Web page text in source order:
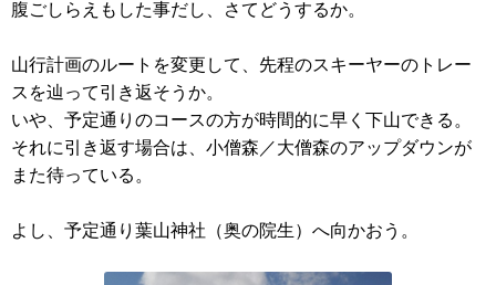
腹ごしらえもした事だし、さてどうするか。
山行計画のルートを変更して、先程のスキーヤーのトレー
スを辿って引き返そうか。
いや、予定通りのコースの方が時間的に早く下山できる。
それに引き返す場合は、小僧森／大僧森のアップダウンが
また待っている。
よし、予定通り葉山神社（奥の院生）へ向かおう。